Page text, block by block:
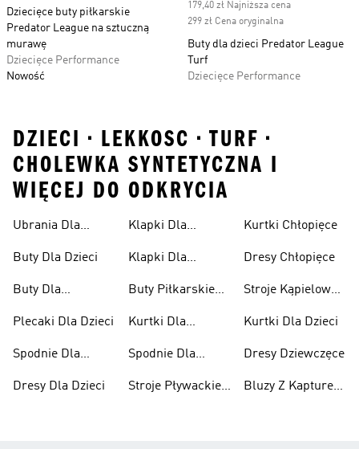
Dziecięce buty piłkarskie
Predator League na sztuczną
murawę
Dziecięce Performance
Nowość
179,40 zł Najniższa cena
299 zł Cena oryginalna
Buty dla dzieci Predator League
Turf
Dziecięce Performance
DZIECI • LEKKOSC • TURF •
CHOLEWKA SYNTETYCZNA I
WIĘCEJ DO ODKRYCIA
Ubrania Dla
Buty Dla Dzieci
Buty Dla
Plecaki Dla Dzieci
Spodnie Dla
Dresy Dla Dzieci
Klapki Dla
Klapki Dla
Buty Piłkarskie
Kurtki Dla
Spodnie Dla
Stroje Pływackie
Kurtki Chłopięce
Dresy Chłopięce
Stroje Kąpielowe
Kurtki Dla Dzieci
Dresy Dziewczęce
Bluzy Z Kapturem